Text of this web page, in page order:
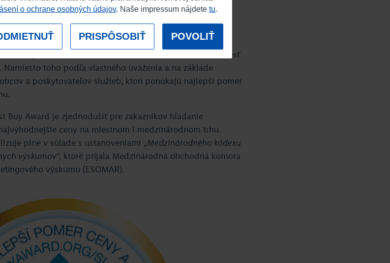
o ochrane osobných údajov. Naše impressum nájdete tu
POVOLIŤ
PRISPÔSOBIŤ
1200 opýtaných. Respondentmi boli občania
sa uskutočnil prostredníctvom internetového dotazníka
(Computer Assisted Web Interviewing – Deep Mind
Best Buy Award boli otvorené, účastníci teda nemali možnosť
toho podľa vlastného uváženia a na základe
a poskytovateľov služieb, ktorí ponúkajú najlepší pomer
Buy Award je zjednodušiť pre zákazníkov hľadanie
ceny na miestnom i medzinárodnom trhu.
plne v súlade s ustanoveniami „Medzinárodného kódexu
výskumov“, ktoré prijala Medzinárodná obchodná komora
výskumu (ESOMAR).